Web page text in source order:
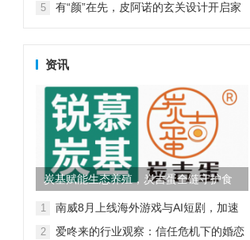
5
有“颜”在先，皮阿诺的玄关设计开启家
资讯
炭基赋能生态养殖，炭吉蛋全链守护食
品安全
1
南威8月上线海外游戏与AI短剧，加速
2
爱咚来的行业观察：信任危机下的婚恋